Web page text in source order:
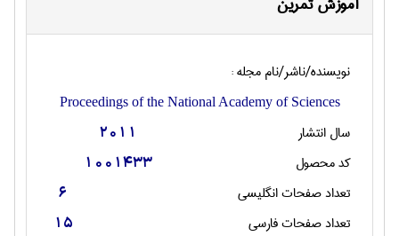
نویسنده/ناشر/نام مجله :
Proceedings of the National Academy of Sciences
سال انتشار 2011
کد محصول 1001433
تعداد صفحات انگليسی 6
تعداد صفحات فارسی 15